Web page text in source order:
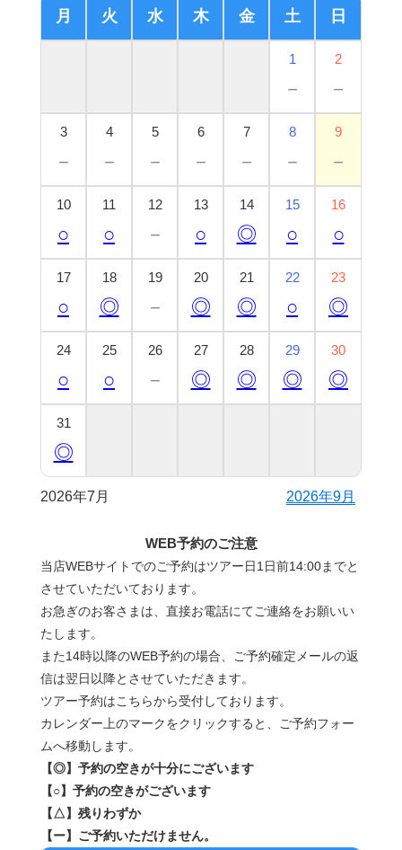
WEB予約のご注意
当店WEBサイトでのご予約はツアー日1日前14:00までと
させていただいております。
お急ぎのお客さまは、直接お電話にてご連絡をお願いい
たします。
また14時以降のWEB予約の場合、ご予約確定メールの返
信は翌日以降とさせていただきます。
ツアー予約はこちらから受付しております。
カレンダー上のマークをクリックすると、ご予約フォー
ムへ移動します。
【◎】予約の空きが十分にございます
【○】予約の空きがございます
【△】残りわずか
【ー】ご予約いただけません。
月 火 水 木 金 土 日
1
－
2
－
3
－
4
－
5
－
6
－
7
－
8
－
9
－
10
○
11
○
12
－
13
○
14
◎
15
○
16
○
17
○
18
◎
19
－
20
◎
21
◎
22
○
23
◎
24
○
25
○
26
－
27
◎
28
◎
29
◎
30
◎
31
◎
2026年7月 2026年9月